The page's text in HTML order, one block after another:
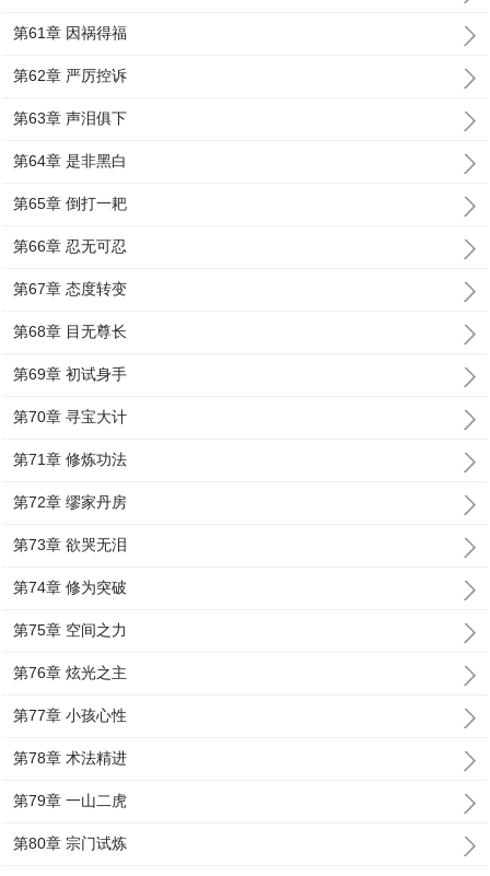
第61章 因祸得福
第62章 严厉控诉
第63章 声泪俱下
第64章 是非黑白
第65章 倒打一耙
第66章 忍无可忍
第67章 态度转变
第68章 目无尊长
第69章 初试身手
第70章 寻宝大计
第71章 修炼功法
第72章 缪家丹房
第73章 欲哭无泪
第74章 修为突破
第75章 空间之力
第76章 炫光之主
第77章 小孩心性
第78章 术法精进
第79章 一山二虎
第80章 宗门试炼